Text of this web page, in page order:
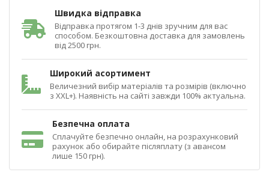
Швидка відправка
Відправка протягом 1-3 днів зручним для вас
способом. Безкоштовна доставка для замовлень
від 2500 грн.
Широкий асортимент
Величезний вибір матеріалів та розмірів (включно
з XXL+). Наявність на сайті завжди 100% актуальна.
Безпечна оплата
Сплачуйте безпечно онлайн, на розрахунковий
рахунок або обирайте післяплату (з авансом
лише 150 грн).